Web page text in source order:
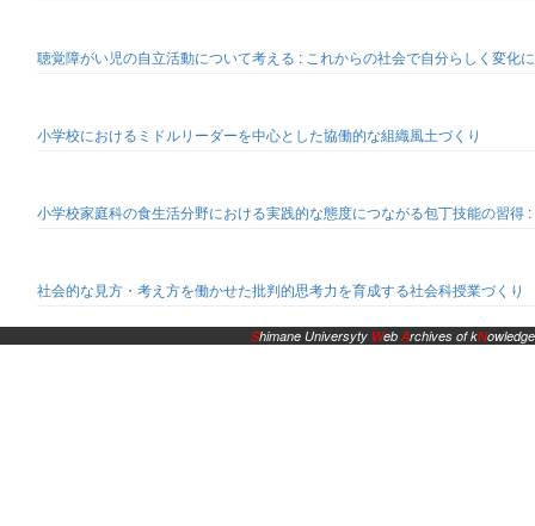
聴覚障がい児の自立活動について考える : これからの社会で自分らしく変化
小学校におけるミドルリーダーを中心とした協働的な組織風土づくり
小学校家庭科の食生活分野における実践的な態度につながる包丁技能の習得
社会的な見方・考え方を働かせた批判的思考力を育成する社会科授業づくり
Shimane Universyty WebArchives of kNowledge